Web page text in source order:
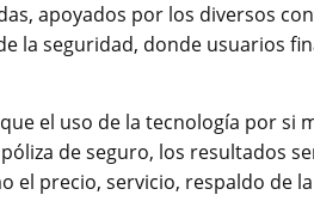
apoyados por los diversos
la seguridad, donde usuarios
el uso de la tecnología por si
de seguro, los resultados
el precio, servicio, respaldo de